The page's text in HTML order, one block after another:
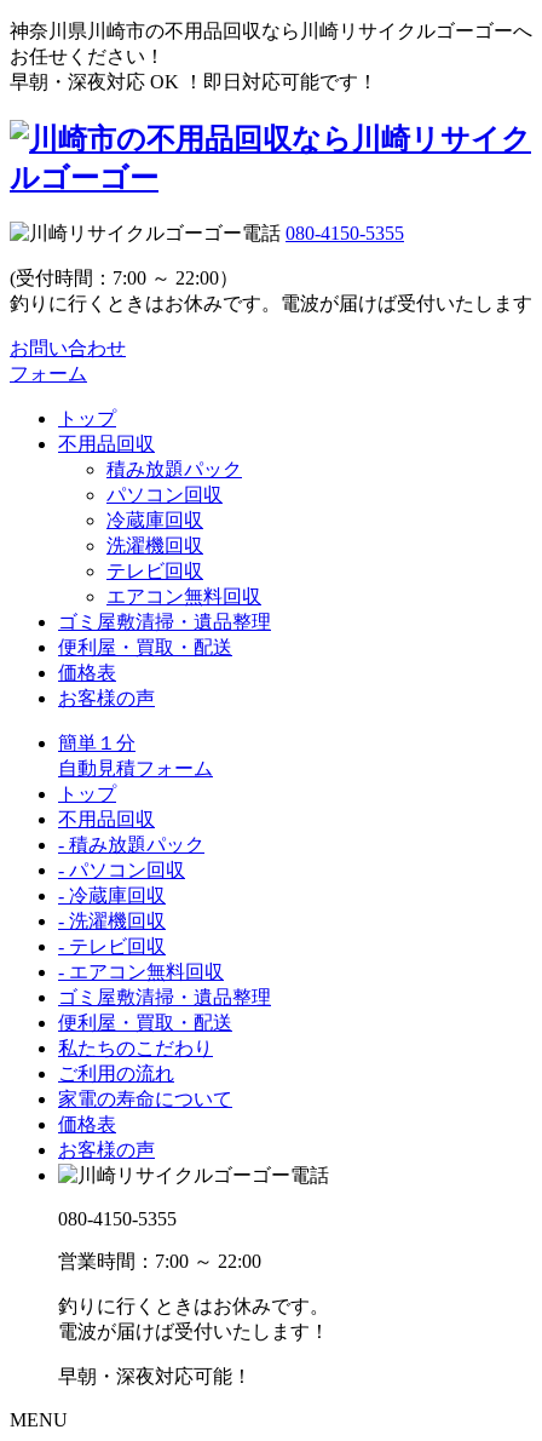
神奈川県川崎市の不用品回収なら川崎リサイクルゴーゴーへ
お任せください！
早朝・深夜対応 OK ！即日対応可能です！
080-4150-5355
(受付時間：7:00 ～ 22:00）
釣りに行くときはお休みです。電波が届けば受付いたします
お問い合わせ
フォーム
トップ
不用品回収
積み放題パック
パソコン回収
冷蔵庫回収
洗濯機回収
テレビ回収
エアコン無料回収
ゴミ屋敷清掃・遺品整理
便利屋・買取・配送
価格表
お客様の声
簡単１分
自動見積フォーム
トップ
不用品回収
- 積み放題パック
- パソコン回収
- 冷蔵庫回収
- 洗濯機回収
- テレビ回収
- エアコン無料回収
ゴミ屋敷清掃・遺品整理
便利屋・買取・配送
私たちのこだわり
ご利用の流れ
家電の寿命について
価格表
お客様の声
080-4150-5355
営業時間：7:00 ～ 22:00
釣りに行くときはお休みです。
電波が届けば受付いたします！
早朝・深夜対応可能！
MENU